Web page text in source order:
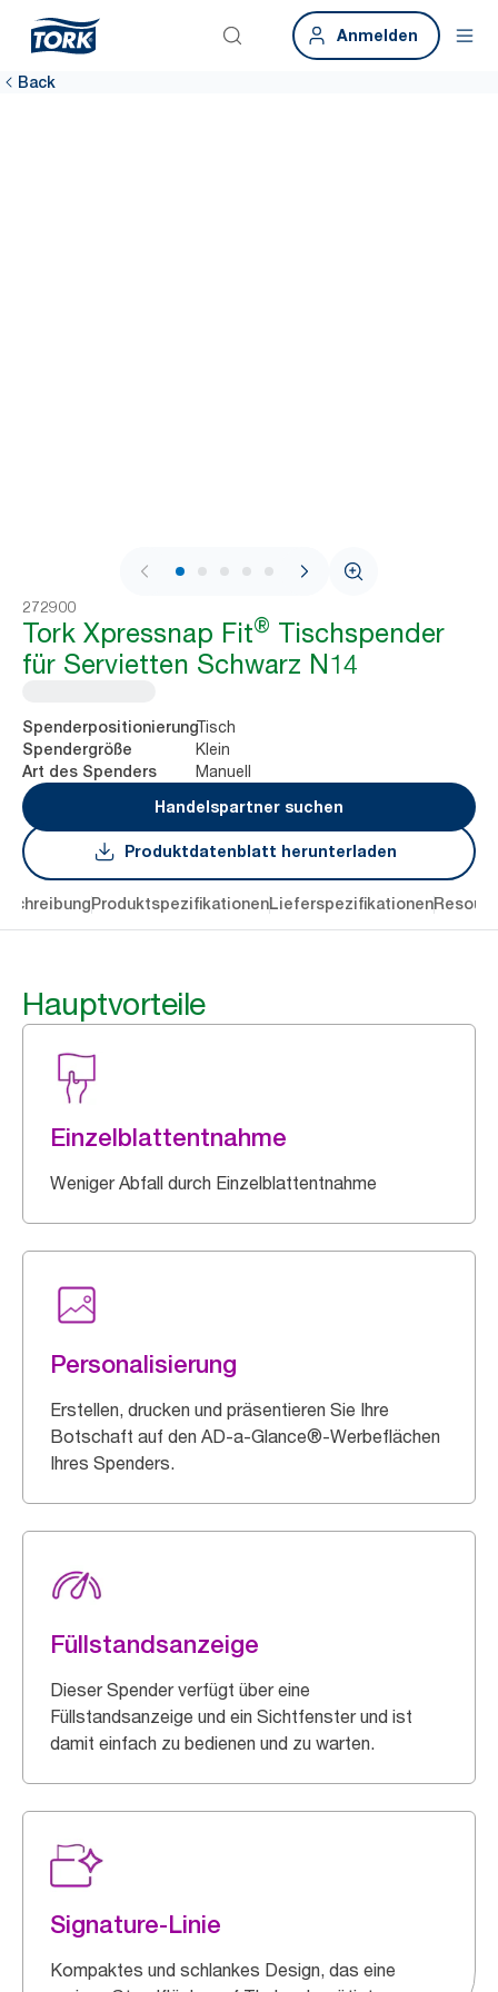
Anmelden
Back
1 / 9
272900
Tork Xpressnap Fit® Tischspender
für Servietten Schwarz N14
SpenderpositionierungTisch
Spendergröße Klein
Art des Spenders
Manuell
Handelspartner suchen
Produktdatenblatt herunterladen
ProduktspezifikationenLieferspezifikationen
Hauptvorteile
Einzelblattentnahme
Weniger Abfall durch Einzelblattentnahme
Personalisierung
Erstellen, drucken und präsentieren Sie Ihre
Botschaft auf den AD-a-Glance®-Werbeflächen
Ihres Spenders.
Füllstandsanzeige
Dieser Spender verfügt über eine
Füllstandsanzeige und ein Sichtfenster und ist
damit einfach zu bedienen und zu warten.
Signature-Linie
Kompaktes und schlankes Design, das eine